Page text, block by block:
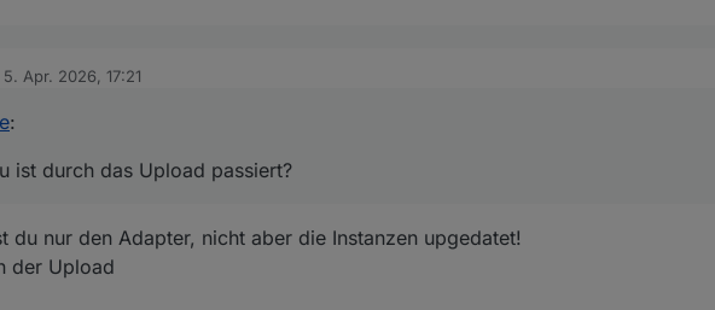
ist ein
Terminal gemeint.
solved .. aber was genau ist durch das Upload passiert?
5. Apr. 2026, 17:21
von
:
ist durch das Upload passiert?
du nur den Adapter, nicht aber die Instanzen upgedatet!
der Upload